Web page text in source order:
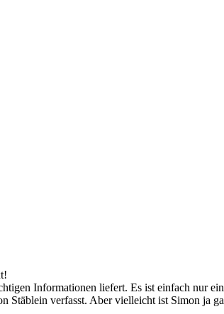
Informationen liefert. Es ist einfach nur
verfasst. Aber vielleicht ist Simon ja